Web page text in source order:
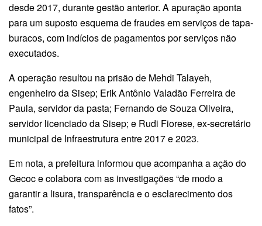
desde 2017, durante gestão anterior. A apuração aponta
para um suposto esquema de fraudes em serviços de tapa-
buracos, com indícios de pagamentos por serviços não
executados.
A operação resultou na prisão de Mehdi Talayeh,
engenheiro da Sisep; Erik Antônio Valadão Ferreira de
Paula, servidor da pasta; Fernando de Souza Oliveira,
servidor licenciado da Sisep; e Rudi Fiorese, ex-secretário
municipal de Infraestrutura entre 2017 e 2023.
Em nota, a prefeitura informou que acompanha a ação do
Gecoc e colabora com as investigações “de modo a
garantir a lisura, transparência e o esclarecimento dos
fatos”.